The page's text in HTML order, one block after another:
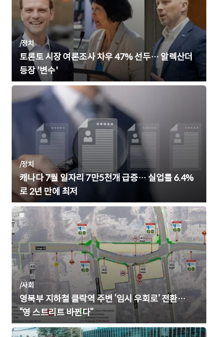
/정치
토론토 시장 여론조사 차우 47% 선두… 알렉산더
등장 '변수'
/정치
캐나다 7월 일자리 7만5천개 급증… 실업률 6.4%
로 2년 만에 최저
/사회
영북부 지하철 클락역 주변 ‘임시 우회로’ 전환…
“영 스트리트 바뀐다”